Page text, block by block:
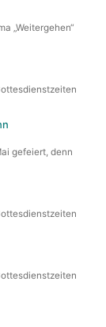
„Weitergehen“
gefeiert, denn